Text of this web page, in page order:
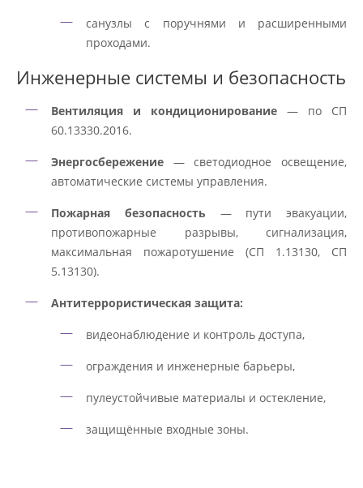
санузлы с поручнями и расширенными
проходами.
Инженерные системы и безопасность
Вентиляция и кондиционирование — по СП
60.13330.2016.
Энергосбережение — светодиодное освещение,
автоматические системы управления.
Пожарная безопасность — пути эвакуации,
противопожарные разрывы, сигнализация,
максимальная пожаротушение (СП 1.13130, СП
5.13130).
Антитеррористическая защита:
видеонаблюдение и контроль доступа,
ограждения и инженерные барьеры,
пулеустойчивые материалы и остекление,
защищённые входные зоны.